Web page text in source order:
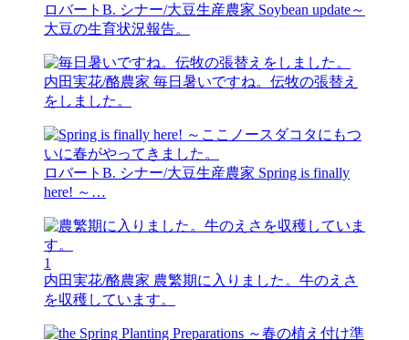
ロバートB. シナー/大豆生産農家 Soybean update～
大豆の生育状況報告。
内田実花/酪農家 毎日暑いですね。伝牧の張替え
をしました。
ロバートB. シナー/大豆生産農家 Spring is finally
here! ～…
1
内田実花/酪農家 農繁期に入りました。牛のえさ
を収穫しています。